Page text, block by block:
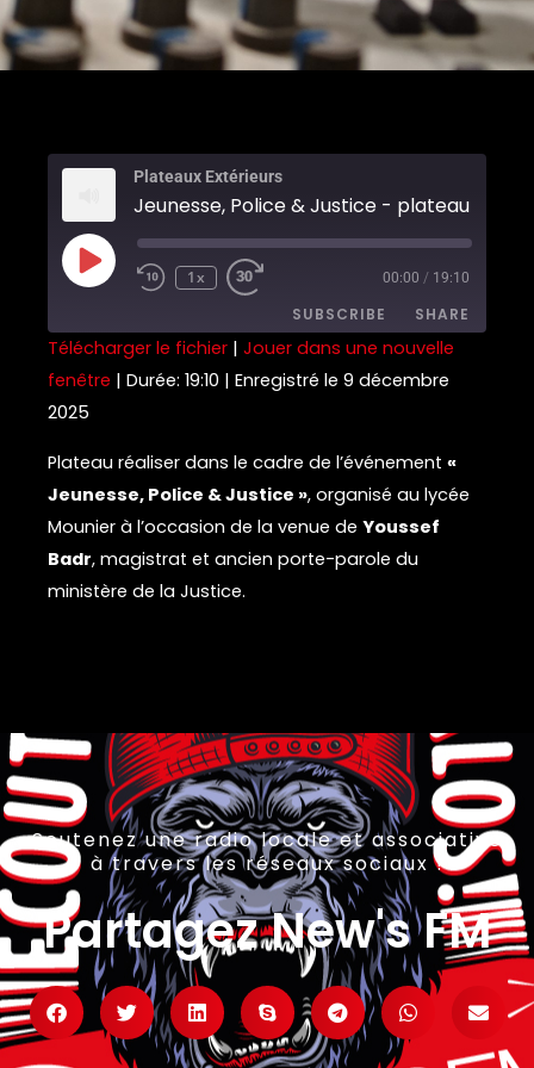
Plateaux Extérieurs
Jeunesse, Police & Justice - plateau 4
Play
Episode
1x 00:00 / 19:10
SUBSCRIBE SHARE
SHARE
Télécharger le fichier | Jouer dans une nouvelle
fenêtre | Durée: 19:10 | Enregistré le 9 décembre
2025
Plateau réaliser dans le cadre de l’événement «
Jeunesse, Police & Justice », organisé au lycée
Mounier à l’occasion de la venue de Youssef
Badr, magistrat et ancien porte-parole du
ministère de la Justice.
Soutenez une radio locale et associative
à travers les réseaux sociaux !
Partagez New's FM